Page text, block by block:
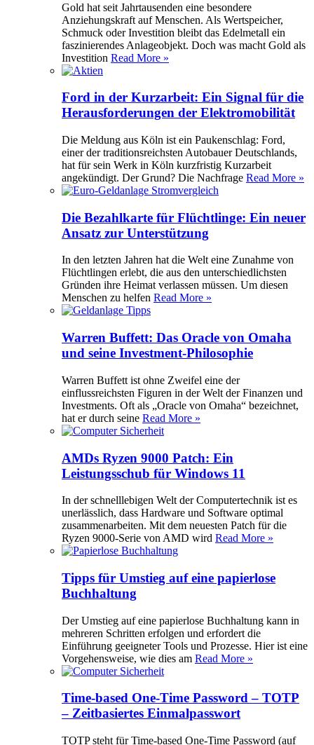
Gold hat seit Jahrtausenden eine besondere
Anziehungskraft auf Menschen. Als Wertspeicher,
Schmuck oder Investition bleibt das Edelmetall ein
faszinierendes Anlageobjekt. Doch was macht Gold als
Investition Read More »
Ford in der Kurzarbeit: Ein Signal für die
Herausforderungen der Elektromobilität
Die Meldung aus Köln ist ein Paukenschlag: Ford,
einer der traditionsreichsten Autobauer Deutschlands,
hat für sein Werk in Köln kurzfristig Kurzarbeit
angekündigt. Der Grund? Die Nachfrage Read More »
Die Bezahlkarte für Flüchtlinge: Ein neuer
Ansatz zur Unterstützung
In den letzten Jahren hat die Welt eine Zunahme von
Flüchtlingen erlebt, die aus den unterschiedlichsten
Gründen ihre Heimat verlassen müssen. Um diesen
Menschen zu helfen Read More »
Warren Buffett: Das Oracle von Omaha
und seine Investment-Philosophie
Warren Buffett ist ohne Zweifel eine der
einflussreichsten Figuren in der Welt der Finanzen und
Investments. Oft als „Oracle von Omaha“ bezeichnet,
hat er durch seine Read More »
AMDs Ryzen 9000 Patch: Ein
Leistungsschub für Windows 11
In der schnelllebigen Welt der Computertechnik ist es
unerlässlich, dass Hardware und Software optimal
zusammenarbeiten. Mit dem neuesten Patch für die
Ryzen 9000-Serie von AMD wird Read More »
Tipps für Umstieg auf eine papierlose
Buchhaltung
Der Umstieg auf eine papierlose Buchhaltung kann in
mehreren Schritten erfolgen und erfordert die
Einführung geeigneter Tools und Prozesse. Hier ist eine
Vorgehensweise, wie dies am Read More »
Time-based One-Time Password – TOTP
– Zeitbasiertes Einmalpasswort
TOTP steht für Time-based One-Time Password (auf